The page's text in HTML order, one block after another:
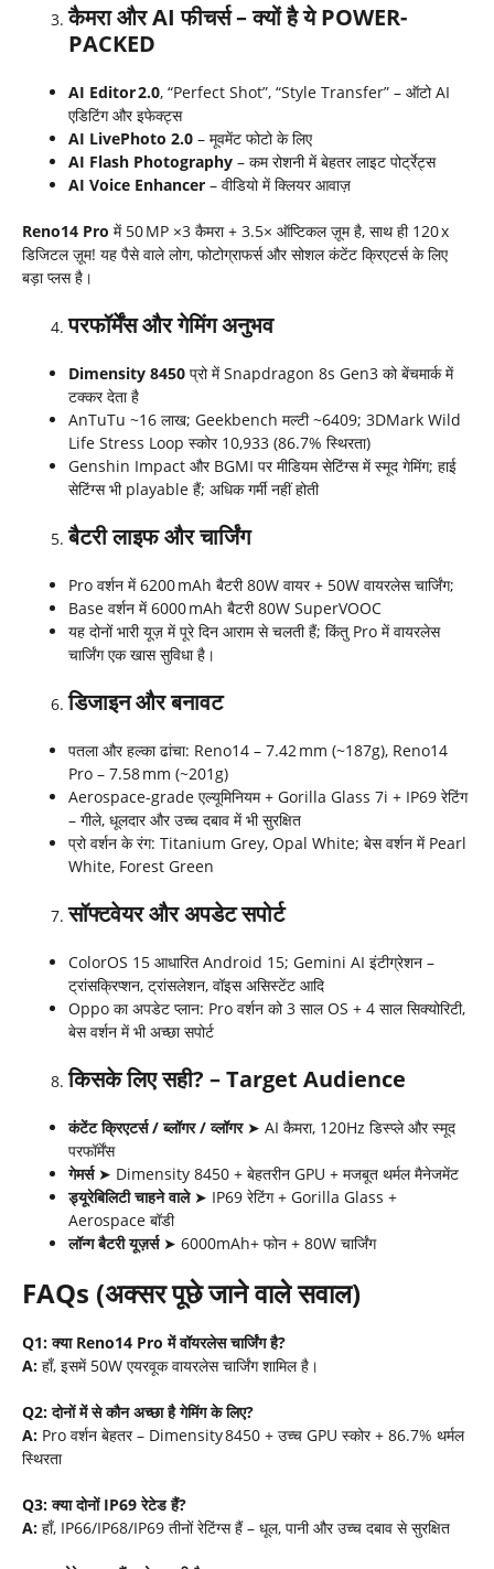
कैमरा औरAIफीचर्स – क्यों है ये POWER-
PACKED
AI Editor 2.0, “Perfect Shot”, “Style Transfer” – ऑटो AI
एडिटिंग और इफेक्ट्स
AI LivePhoto 2.0 – मूवमेंट फोटो के लिए
AI Flash Photography – कम रोशनी में बेहतर लाइट पोर्ट्रेट्स
AI Voice Enhancer – वीडियो में क्लियर आवाज़
Reno14 Pro में 50 MP ×3 कैमरा + 3.5× ऑप्टिकल ज़ूम है, साथ ही 120 x
डिजिटल ज़ूम! यह पैसे वाले लोग, फोटोग्राफर्स और सोशल कंटेंट क्रिएटर्स के लिए
बड़ा प्लस है।
परफॉर्मेंस और गेमिंग अनुभव
Dimensity 8450 प्रो में Snapdragon 8s Gen3 को बेंचमार्क में
टक्कर देता है
AnTuTu ~16 लाख; Geekbench मल्टी ~6409; 3DMark Wild
Life Stress Loop स्कोर 10,933 (86.7% स्थिरता)
Genshin Impact और BGMI पर मीडियम सेटिंग्स में स्मूद गेमिंग; हाई
सेटिंग्स भी playable हैं; अधिक गर्मी नहीं होती
बैटरी लाइफ और चार्जिंग
Pro वर्शन में 6200 mAh बैटरी 80W वायर + 50W वायरलेस चार्जिंग;
Base वर्शन में 6000 mAh बैटरी 80W SuperVOOC
यह दोनों भारी यूज़ में पूरे दिन आराम से चलती हैं; किंतु Pro में वायरलेस
चार्जिंग एक खास सुविधा है।
डिजाइन और बनावट
पतला और हल्का ढांचा: Reno14 – 7.42 mm (~187g), Reno14
Pro – 7.58 mm (~201g)
Aerospace-grade एल्यूमिनियम + Gorilla Glass 7i + IP69 रेटिंग
– गीले, धूलदार और उच्च दबाव में भी सुरक्षित
प्रो वर्शन के रंग: Titanium Grey, Opal White; बेस वर्शन में Pearl
White, Forest Green
सॉफ्टवेयर और अपडेट सपोर्ट
ColorOS 15 आधारित Android 15; Gemini AI इंटीग्रेशन –
ट्रांसक्रिप्शन, ट्रांसलेशन, वॉइस असिस्टेंट आदि
Oppo का अपडेट प्लान: Pro वर्शन को 3 साल OS + 4 साल सिक्योरिटी,
बेस वर्शन में भी अच्छा सपोर्ट
किसके लिए सही? – Target Audience
कंटेंट क्रिएटर्स / ब्लॉगर / व्लॉगर➤ AI कैमरा, 120Hz डिस्प्ले और स्मूद
परफॉर्मेंस
गेमर्स➤ Dimensity 8450 + बेहतरीन GPU + मजबूत थर्मल मैनेजमेंट
ड्यूरेबिलिटी चाहने वाले➤ IP69 रेटिंग + Gorilla Glass +
Aerospace बॉडी
लॉन्ग बैटरी यूज़र्स➤ 6000mAh+ फोन + 80W चार्जिंग
FAQs (अक्सर पूछे जाने वाले सवाल)
Q1:क्या Reno14 Proमें वॉयरलेस चार्जिंग है?
A: हाँ, इसमें 50W एयरवूक वायरलेस चार्जिंग शामिल है।
Q2:दोनों में से कौन अच्छा है गेमिंग के लिए?
A: Pro वर्शन बेहतर – Dimensity 8450 + उच्च GPU स्कोर + 86.7% थर्मल
स्थिरता
Q3:क्या दोनों IP69रेटेड हैं?
A: हाँ, IP66/IP68/IP69 तीनों रेटिंग्स हैं – धूल, पानी और उच्च दबाव से सुरक्षित